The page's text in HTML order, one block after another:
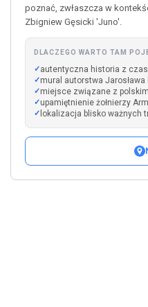
poznać, zwłaszcza w
Zbigniew Gęsicki 'Juno'.
DLACZEGO WARTO TAM
autentyczna historia z
mural autorstwa
miejsce związane z
upamiętnienie żołnierzy
lokalizacja blisko ważnych